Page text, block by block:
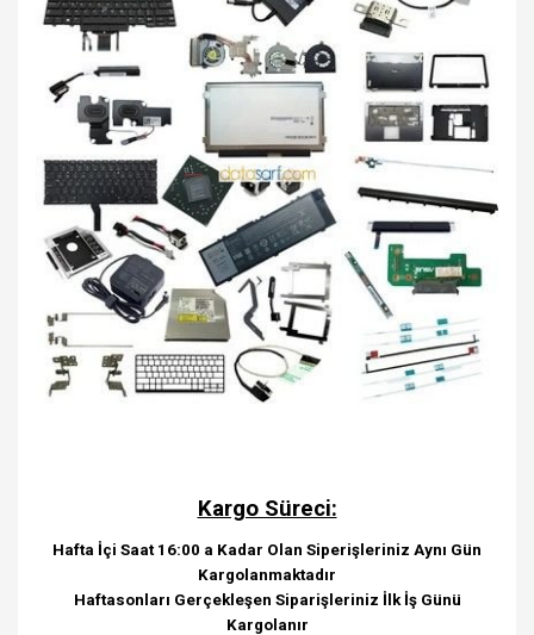
Kargo Süreci:
Hafta İçi Saat 16:00 a Kadar Olan Siperişleriniz Aynı Gün
Kargolanmaktadır
Haftasonları Gerçekleşen Siparişleriniz İlk İş Günü
Kargolanır